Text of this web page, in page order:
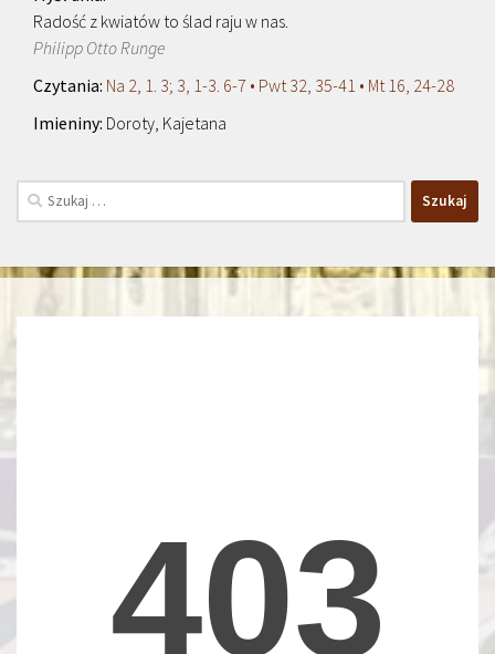
Radość z kwiatów to ślad raju w nas.
Philipp Otto Runge
Na 2, 1. 3; 3, 1-3. 6-7 • Pwt 32, 35-41 • Mt 16, 24-28
Doroty, Kajetana
Szukaj: